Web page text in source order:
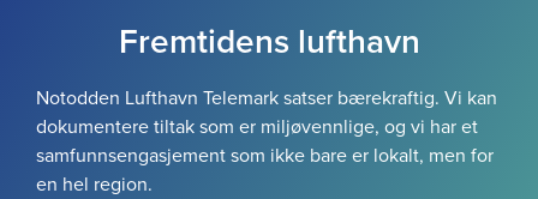
Fremtidens lufthavn
Notodden Lufthavn Telemark satser bærekraftig. Vi kan
dokumentere tiltak som er miljøvennlige, og vi har et
samfunnsengasjement som ikke bare er lokalt, men for
en hel region.